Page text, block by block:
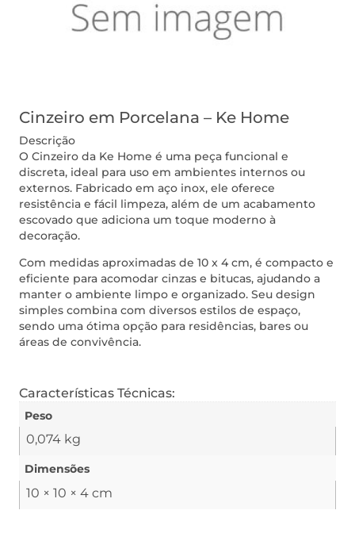
Cinzeiro em Porcelana – Ke Home
Descrição
O Cinzeiro da Ke Home é uma peça funcional e
discreta, ideal para uso em ambientes internos ou
externos. Fabricado em aço inox, ele oferece
resistência e fácil limpeza, além de um acabamento
escovado que adiciona um toque moderno à
decoração.
Com medidas aproximadas de 10 x 4 cm, é compacto e
eficiente para acomodar cinzas e bitucas, ajudando a
manter o ambiente limpo e organizado. Seu design
simples combina com diversos estilos de espaço,
sendo uma ótima opção para residências, bares ou
áreas de convivência.
Características Técnicas:
Peso
0,074 kg
Dimensões
10 × 10 × 4 cm